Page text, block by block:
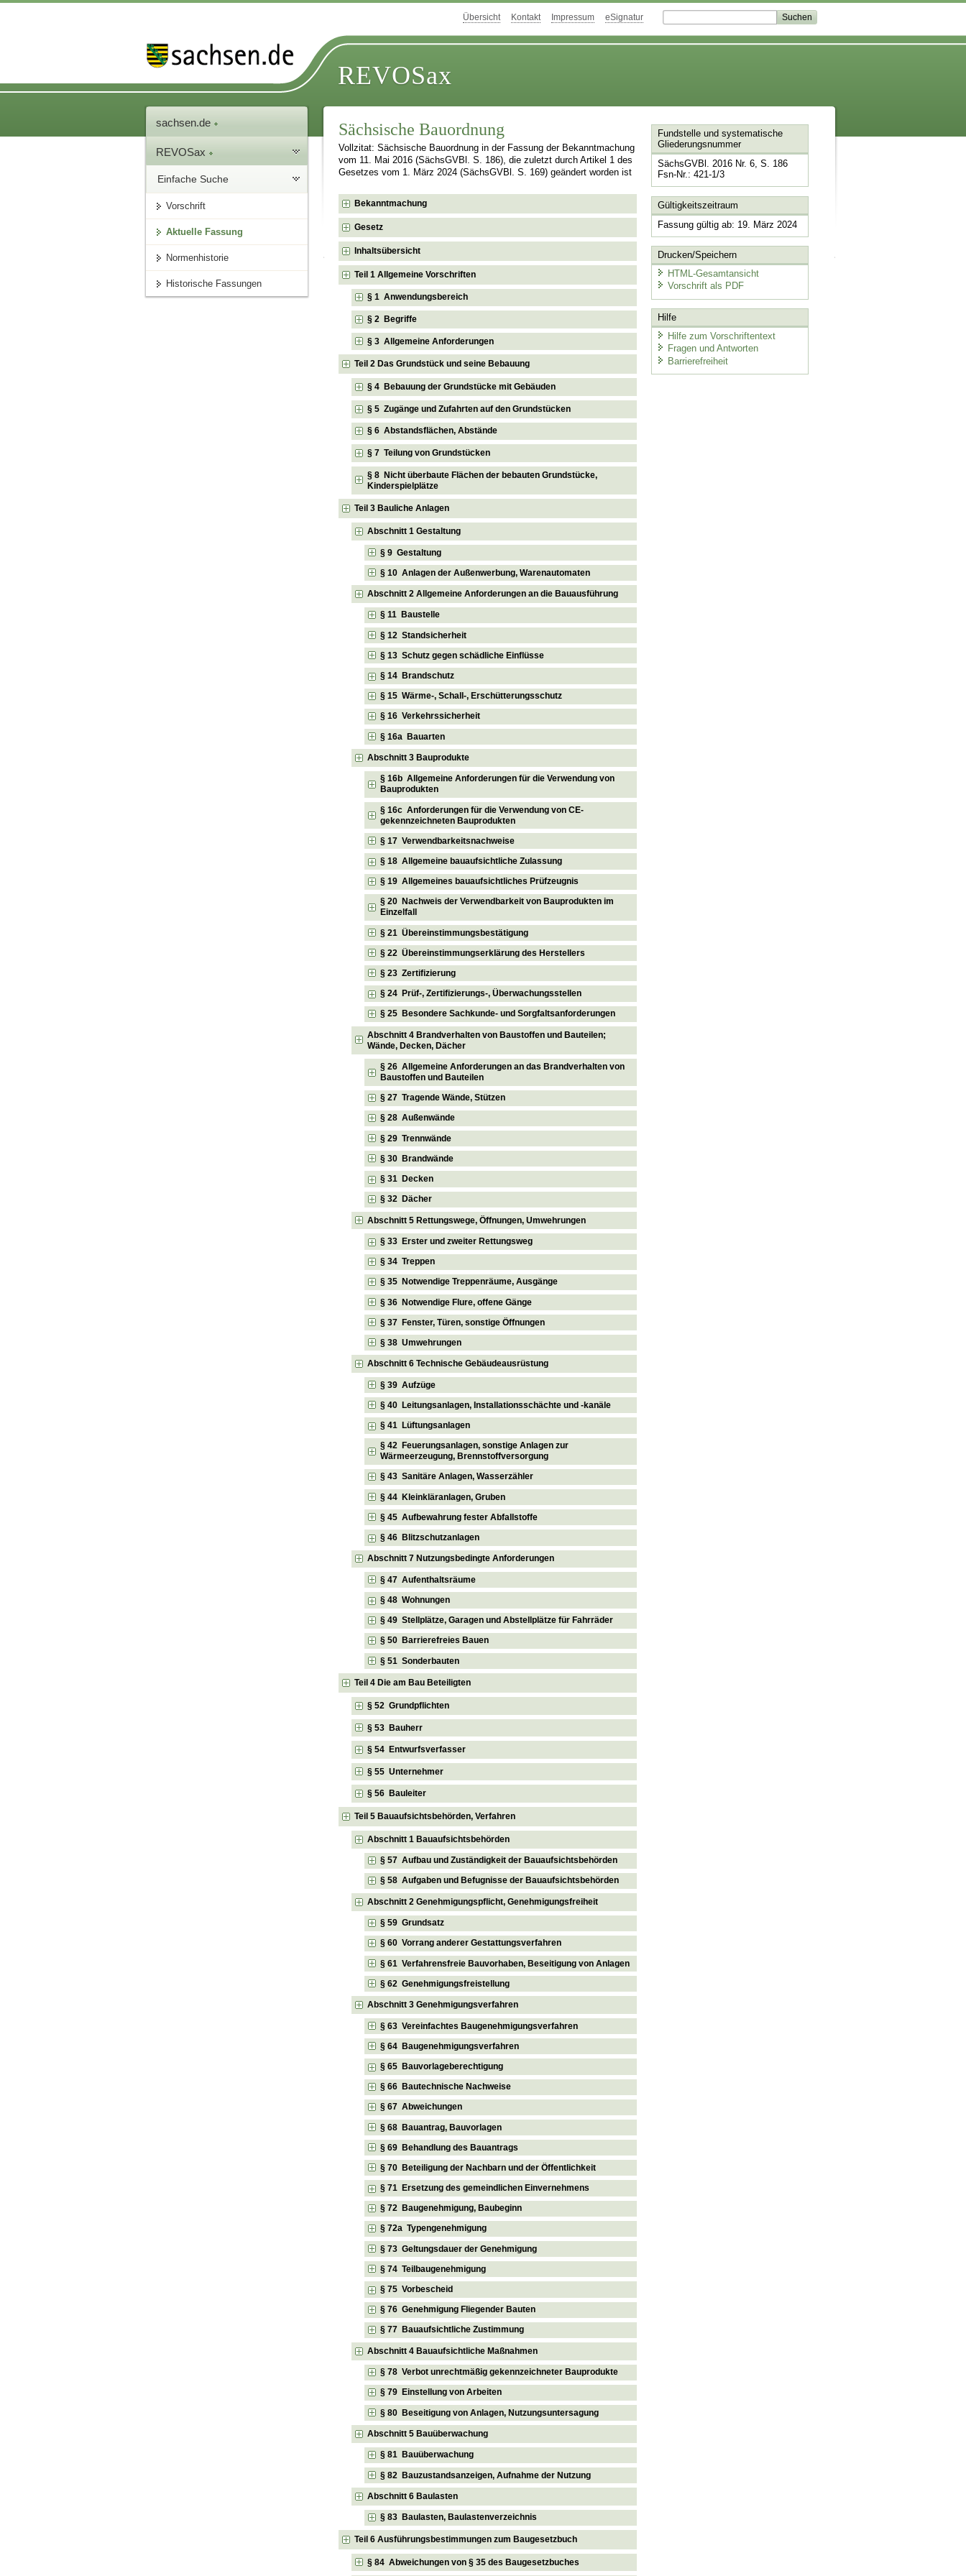
Übersicht Kontakt Impressum eSignatur
REVOSax
sachsen.de
REVOSax
Einfache Suche
Vorschrift
Aktuelle Fassung
Normenhistorie
Historische Fassungen
Sächsische Bauordnung
Vollzitat: Sächsische Bauordnung in der Fassung der Bekanntmachung
vom 11. Mai 2016 (SächsGVBl. S. 186), die zuletzt durch Artikel 1 des
Gesetzes vom 1. März 2024 (SächsGVBl. S. 169) geändert worden ist
Bekanntmachung
Gesetz
Inhaltsübersicht
Teil 1 Allgemeine Vorschriften
§ 1 Anwendungsbereich
§ 2 Begriffe
§ 3 Allgemeine Anforderungen
Teil 2 Das Grundstück und seine Bebauung
§ 4 Bebauung der Grundstücke mit Gebäuden
§ 5 Zugänge und Zufahrten auf den Grundstücken
§ 6 Abstandsflächen, Abstände
§ 7 Teilung von Grundstücken
§ 8 Nicht überbaute Flächen der bebauten Grundstücke,
Kinderspielplätze
Teil 3 Bauliche Anlagen
Abschnitt 1 Gestaltung
§ 9 Gestaltung
§ 10 Anlagen der Außenwerbung, Warenautomaten
Abschnitt 2 Allgemeine Anforderungen an die Bauausführung
§ 11 Baustelle
§ 12 Standsicherheit
§ 13 Schutz gegen schädliche Einflüsse
§ 14 Brandschutz
§ 15 Wärme-, Schall-, Erschütterungsschutz
§ 16 Verkehrssicherheit
§ 16a Bauarten
Abschnitt 3 Bauprodukte
§ 16b Allgemeine Anforderungen für die Verwendung von
Bauprodukten
§ 16c Anforderungen für die Verwendung von CE-
gekennzeichneten Bauprodukten
§ 17 Verwendbarkeitsnachweise
§ 18 Allgemeine bauaufsichtliche Zulassung
§ 19 Allgemeines bauaufsichtliches Prüfzeugnis
§ 20 Nachweis der Verwendbarkeit von Bauprodukten im
Einzelfall
§ 21 Übereinstimmungsbestätigung
§ 22 Übereinstimmungserklärung des Herstellers
§ 23 Zertifizierung
§ 24 Prüf-, Zertifizierungs-, Überwachungsstellen
§ 25 Besondere Sachkunde- und Sorgfaltsanforderungen
Abschnitt 4 Brandverhalten von Baustoffen und Bauteilen;
Wände, Decken, Dächer
§ 26 Allgemeine Anforderungen an das Brandverhalten von
Baustoffen und Bauteilen
§ 27 Tragende Wände, Stützen
§ 28 Außenwände
§ 29 Trennwände
§ 30 Brandwände
§ 31 Decken
§ 32 Dächer
Abschnitt 5 Rettungswege, Öffnungen, Umwehrungen
§ 33 Erster und zweiter Rettungsweg
§ 34 Treppen
§ 35 Notwendige Treppenräume, Ausgänge
§ 36 Notwendige Flure, offene Gänge
§ 37 Fenster, Türen, sonstige Öffnungen
§ 38 Umwehrungen
Abschnitt 6 Technische Gebäudeausrüstung
§ 39 Aufzüge
§ 40 Leitungsanlagen, Installationsschächte und -kanäle
§ 41 Lüftungsanlagen
§ 42 Feuerungsanlagen, sonstige Anlagen zur
Wärmeerzeugung, Brennstoffversorgung
§ 43 Sanitäre Anlagen, Wasserzähler
§ 44 Kleinkläranlagen, Gruben
§ 45 Aufbewahrung fester Abfallstoffe
§ 46 Blitzschutzanlagen
Abschnitt 7 Nutzungsbedingte Anforderungen
§ 47 Aufenthaltsräume
§ 48 Wohnungen
§ 49 Stellplätze, Garagen und Abstellplätze für Fahrräder
§ 50 Barrierefreies Bauen
§ 51 Sonderbauten
Teil 4 Die am Bau Beteiligten
§ 52 Grundpflichten
§ 53 Bauherr
§ 54 Entwurfsverfasser
§ 55 Unternehmer
§ 56 Bauleiter
Teil 5 Bauaufsichtsbehörden, Verfahren
Abschnitt 1 Bauaufsichtsbehörden
§ 57 Aufbau und Zuständigkeit der Bauaufsichtsbehörden
§ 58 Aufgaben und Befugnisse der Bauaufsichtsbehörden
Abschnitt 2 Genehmigungspflicht, Genehmigungsfreiheit
§ 59 Grundsatz
§ 60 Vorrang anderer Gestattungsverfahren
§ 61 Verfahrensfreie Bauvorhaben, Beseitigung von Anlagen
§ 62 Genehmigungsfreistellung
Abschnitt 3 Genehmigungsverfahren
§ 63 Vereinfachtes Baugenehmigungsverfahren
§ 64 Baugenehmigungsverfahren
§ 65 Bauvorlageberechtigung
§ 66 Bautechnische Nachweise
§ 67 Abweichungen
§ 68 Bauantrag, Bauvorlagen
§ 69 Behandlung des Bauantrags
§ 70 Beteiligung der Nachbarn und der Öffentlichkeit
§ 71 Ersetzung des gemeindlichen Einvernehmens
§ 72 Baugenehmigung, Baubeginn
§ 72a Typengenehmigung
§ 73 Geltungsdauer der Genehmigung
§ 74 Teilbaugenehmigung
§ 75 Vorbescheid
§ 76 Genehmigung Fliegender Bauten
§ 77 Bauaufsichtliche Zustimmung
Abschnitt 4 Bauaufsichtliche Maßnahmen
§ 78 Verbot unrechtmäßig gekennzeichneter Bauprodukte
§ 79 Einstellung von Arbeiten
§ 80 Beseitigung von Anlagen, Nutzungsuntersagung
Abschnitt 5 Bauüberwachung
§ 81 Bauüberwachung
§ 82 Bauzustandsanzeigen, Aufnahme der Nutzung
Abschnitt 6 Baulasten
§ 83 Baulasten, Baulastenverzeichnis
Teil 6 Ausführungsbestimmungen zum Baugesetzbuch
§ 84 Abweichungen von § 35 des Baugesetzbuches
Fundstelle und systematische
Gliederungsnummer
SächsGVBl. 2016 Nr. 6, S. 186
Fsn-Nr.: 421-1/3
Gültigkeitszeitraum
Fassung gültig ab: 19. März 2024
Drucken/Speichern
HTML-Gesamtansicht
Vorschrift als PDF
Hilfe
Hilfe zum Vorschriftentext
Fragen und Antworten
Barrierefreiheit